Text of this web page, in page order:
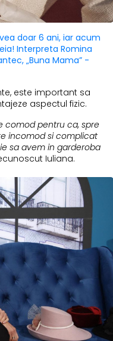
doar 6 ani, iar acum
Interpreta Romina
„Buna Mama” -
este important sa
aspectul fizic.
comod pentru ca, spre
incomod si complicat
sa avem in garderoba
Iuliana.